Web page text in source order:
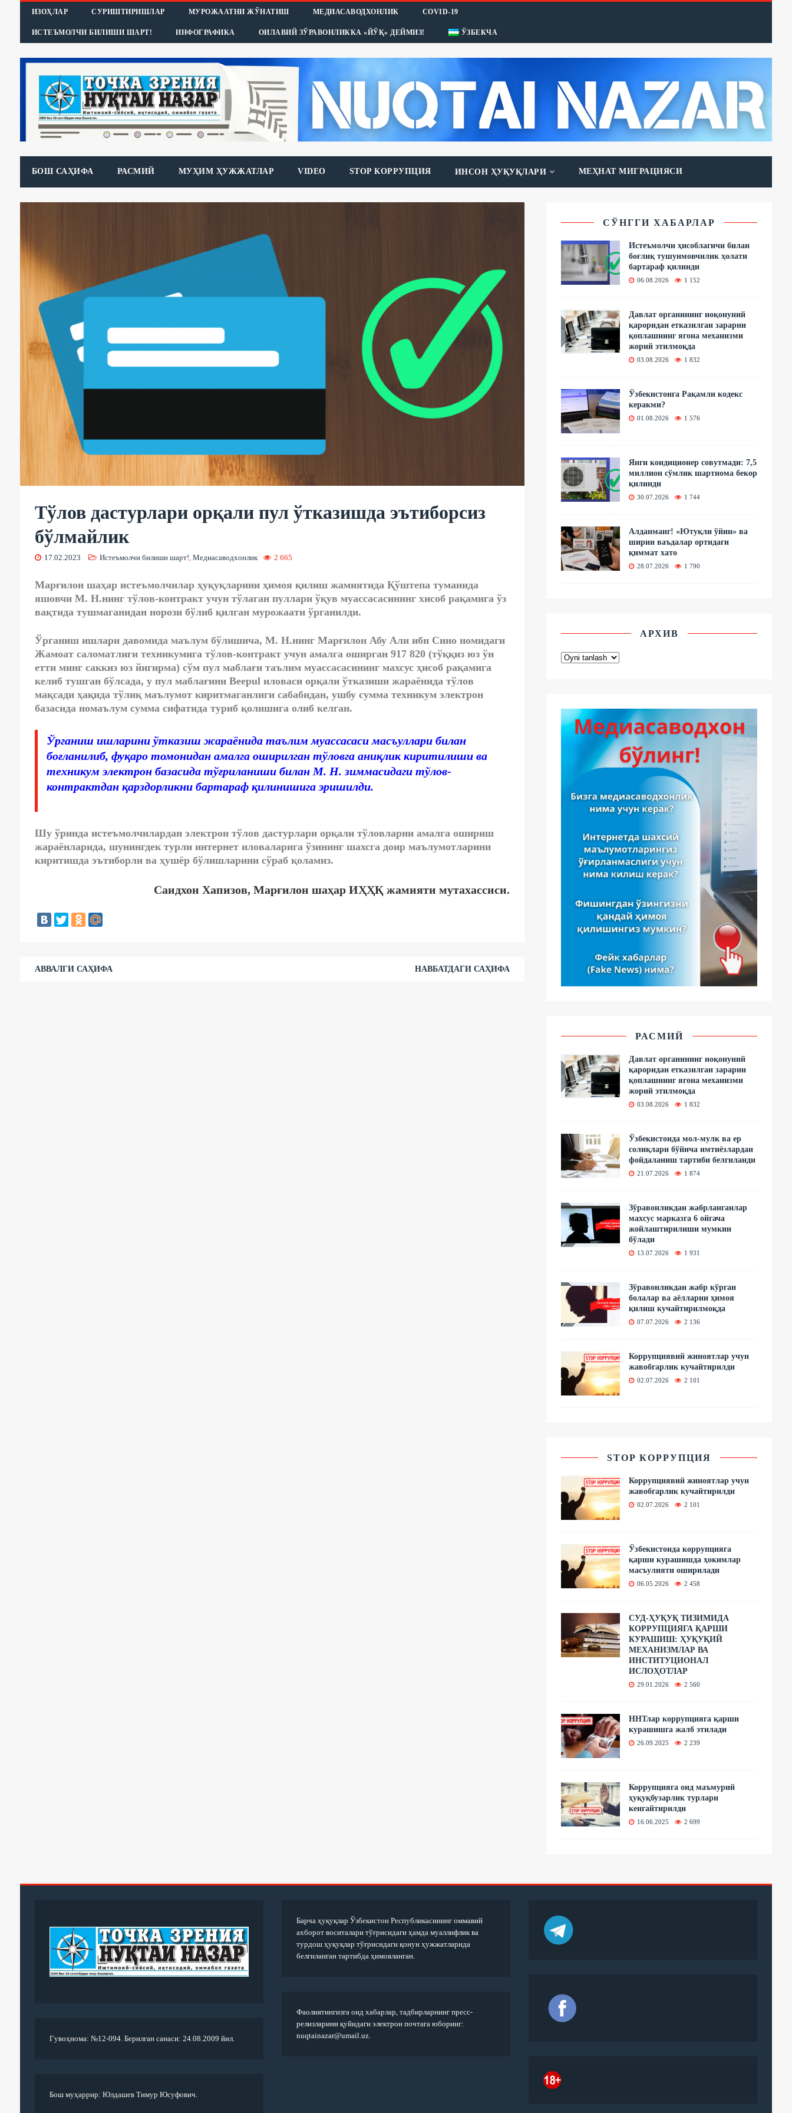
ИЗОҲЛАР СУРИШТИРИШЛАР МУРОЖААТНИ ЖЎНАТИШ МЕДИАСАВОДХОНЛИК COVID-19
ИСТЕЪМОЛЧИ БИЛИШИ ШАРТ! ИНФОГРАФИКА ОИЛАВИЙ ЗЎРАВОНЛИККА «ЙЎҚ» ДЕЙМИЗ! ЎЗБЕКЧА
БОШ САҲИФА РАСМИЙ МУҲИМ ҲУЖЖАТЛАР VIDEO STOP КОРРУПЦИЯ ИНСОН ҲУҚУҚЛАРИ МЕҲНАТ МИГРАЦИЯСИ
Тўлов дастурлари орқали пул ўтказишда эътиборсиз
бўлмайлик
17.02.2023 Истеъмолчи билиши шарт!, Медиасаводхонлик 2 665
Марғилон шаҳар истеъмолчилар ҳуқуқларини ҳимоя қилиш жамиятида Қўштепа туманида
яшовчи М. Н.нинг тўлов-контракт учун тўлаган пуллари ўқув муассасасининг хисоб рақамига ўз
вақтида тушмаганидан норози бўлиб қилган мурожаати ўрганилди.
Ўрганиш ишлари давомида маълум бўлишича, М. Н.нинг Марғилон Абу Али ибн Сино номидаги
Жамоат саломатлиги техникумига тўлов-контракт учун амалга оширган 917 820 (тўққиз юз ўн
етти минг саккиз юз йигирма) сўм пул маблағи таълим муассасасининг махсус ҳисоб рақамига
келиб тушган бўлсада, у пул маблағини Beepul иловаси орқали ўтказиши жараёнида тўлов
мақсади ҳақида тўлиқ маълумот киритмаганлиги сабабидан, ушбу сумма техникум электрон
базасида номаълум сумма сифатида туриб қолишига олиб келган.
Ўрганиш ишларини ўтказиш жараёнида таълим муассасаси масъуллари билан
боғланилиб, фуқаро томонидан амалга оширилган тўловга аниқлик киритилиши ва
техникум электрон базасида тўғриланиши билан М. Н. зиммасидаги тўлов-
контрактдан қарздорликни бартараф қилинишига эришилди.
Шу ўринда истеъмолчилардан электрон тўлов дастурлари орқали тўловларни амалга ошириш
жараёнларида, шунингдек турли интернет иловаларига ўзининг шахсга доир маълумотларини
киритишда эътиборли ва ҳушёр бўлишларини сўраб қоламиз.
Саидхон Хапизов, Марғилон шаҳар ИҲҲҚ жамияти мутахассиси.
АВВАЛГИ САҲИФА НАВБАТДАГИ САҲИФА
СЎНГГИ ХАБАРЛАР
Истеъмолчи ҳисоблагичи билан
боғлиқ тушунмовчилик ҳолати
бартараф қилинди
06.08.2026 1 152
Давлат органининг ноқонуний
қароридан етказилган зарарни
қоплашнинг ягона механизми
жорий этилмоқда
03.08.2026 1 832
Ўзбекистонга Рақамли кодекс
керакми?
01.08.2026 1 576
Янги кондиционер совутмади: 7,5
миллион сўмлик шартнома бекор
қилинди
30.07.2026 1 744
Алданманг! «Ютуқли ўйин» ва
ширин ваъдалар ортидаги
қиммат хато
28.07.2026 1 790
АРХИВ
РАСМИЙ
Давлат органининг ноқонуний
қароридан етказилган зарарни
қоплашнинг ягона механизми
жорий этилмоқда
03.08.2026 1 832
Ўзбекистонда мол-мулк ва ер
солиқлари бўйича имтиёзлардан
фойдаланиш тартиби белгиланди
21.07.2026 1 874
Зўравонликдан жабрланганлар
махсус марказга 6 ойгача
жойлаштирилиши мумкин
бўлади
13.07.2026 1 931
Зўравонликдан жабр кўрган
болалар ва аёлларни ҳимоя
қилиш кучайтирилмоқда
07.07.2026 2 136
Коррупциявий жиноятлар учун
жавобгарлик кучайтирилди
02.07.2026 2 101
STOP КОРРУПЦИЯ
Коррупциявий жиноятлар учун
жавобгарлик кучайтирилди
02.07.2026 2 101
Ўзбекистонда коррупцияга
қарши курашишда ҳокимлар
масъулияти оширилади
06.05.2026 2 458
СУД-ҲУҚУҚ ТИЗИМИДА
КОРРУПЦИЯГА ҚАРШИ
КУРАШИШ: ҲУҚУҚИЙ
МЕХАНИЗМЛАР ВА
ИНСТИТУЦИОНАЛ
ИСЛОҲОТЛАР
29.01.2026 2 560
ННТлар коррупцияга қарши
курашишга жалб этилади
26.09.2025 2 239
Коррупцияга оид маъмурий
ҳуқуқбузарлик турлари
кенгайтирилди
16.06.2025 2 699
Гувоҳнома: №12-094. Берилган санаси: 24.08.2009 йил.
Бош муҳаррир: Юлдашев Тимур Юсуфович.
Барча ҳуқуқлар Ўзбекистон Республикасининг оммавий
ахборот воситалари тўғрисидаги ҳамда муаллифлик ва
турдош ҳуқуқлар тўғрисидаги қонун ҳужжатларида
белгиланган тартибда ҳимояланган.
Фаолиятингизга оид хабарлар, тадбирларнинг пресс-
релизларини қуйидаги электрон почтага юборинг:
nuqtainazar@umail.uz.